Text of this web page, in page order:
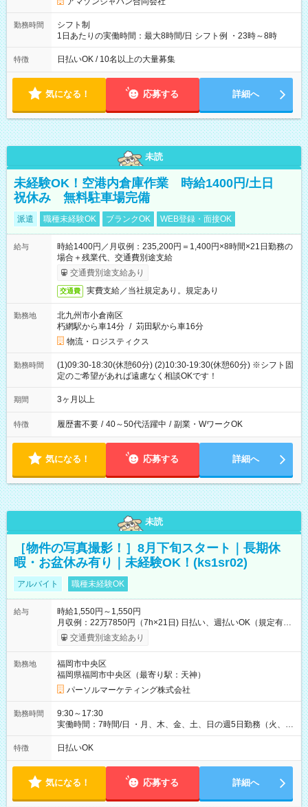
勤務時間
シフト制
1日あたりの実働時間：最大8時間/日 シフト例 ・23時～8時
特徴 日払いOK / 10名以上の大量募集
気になる！ 応募する 詳細へ
未読
未経験OK！空港内倉庫作業 時給1400円/土日
祝休み 無料駐車場完備
派遣 職種未経験OK ブランクOK WEB登録・面接OK
給与
時給1400円／月収例：235,200円＝1,400円×8時間×21日勤務の
場合＋残業代、交通費別途支給
交通費別途支給あり
交通費 実費支給／当社規定あり。規定あり
勤務地
北九州市小倉南区
朽網駅から車14分 / 苅田駅から車16分
物流・ロジスティクス
勤務時間
(1)09:30-18:30(休憩60分) (2)10:30-19:30(休憩60分) ※シフト固
定のご希望があれば遠慮なく相談OKです！
期間 3ヶ月以上
特徴 履歴書不要 / 40～50代活躍中 / 副業・WワークOK
気になる！ 応募する 詳細へ
未読
［物件の写真撮影！］8月下旬スタート｜長期休
暇・お盆休み有り｜未経験OK！(ks1sr02)
アルバイト 職種未経験OK
給与
時給1,550円～1,550円
月収例：22万7850円（7h×21日) 日払い、週払いOK（規定有
り） 【試用期間】試用期間なし
交通費別途支給あり
勤務地
福岡市中央区
福岡県福岡市中央区（最寄り駅：天神）
パーソルマーケティング株式会社
勤務時間
9:30～17:30
実働時間：7時間/日 ・月、木、金、土、日の週5日勤務（火、水
は固定休です／GW、お盆、年末年始等、長期休暇有り！） ・
ワンシフト！ ・残業ほぼナシ（0～5h/月）
特徴 日払いOK
気になる！ 応募する 詳細へ